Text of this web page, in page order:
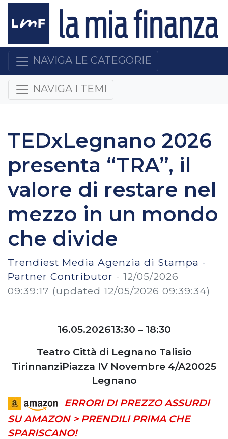
NAVIGA LE CATEGORIE
NAVIGA I TEMI
TEDxLegnano 2026
presenta “TRA”, il
valore di restare nel
mezzo in un mondo
che divide
Trendiest Media Agenzia di Stampa -
Partner Contributor - 12/05/2026
09:39:17 (updated 12/05/2026 09:39:34)
16.05.202613:30 – 18:30
Teatro Città di Legnano Talisio
TirinnanziPiazza IV Novembre 4/A20025
Legnano
ERRORI DI PREZZO ASSURDI
SU AMAZON > PRENDILI PRIMA CHE
SPARISCANO!